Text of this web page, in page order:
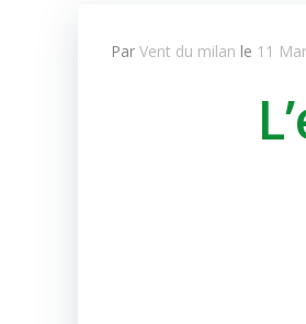
Par Vent du milan le 11 Mar